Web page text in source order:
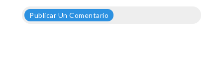
Publicar Un Comentario